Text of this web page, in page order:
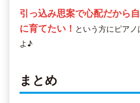
引っ込み思案で心配だから
に育てたい！ という方にピア
よ♪
まとめ